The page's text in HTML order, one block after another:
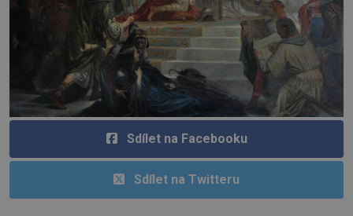
Sdílet na Facebooku
Sdílet na Twitteru